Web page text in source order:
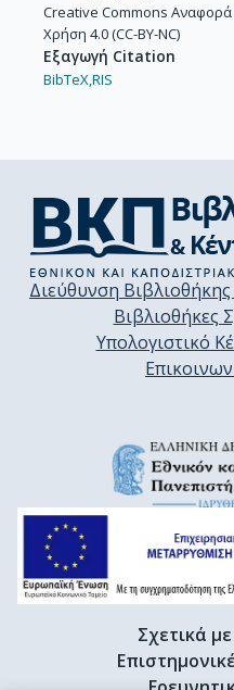
Creative Commons
Χρήση 4.0 (CC-BY-NC)
Εξαγωγή Citation
BibTeX,RIS
Διεύθυνση
Βιβλιοθήκες
Υπολογιστικό
Σχετικά